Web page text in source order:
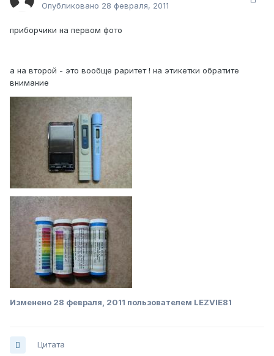
Опубликовано 28 февраля, 2011
приборчики на первом фото
а на второй - это вообще раритет ! на этикетки обратите
внимание
Изменено 28 февраля, 2011 пользователем LEZVIE81
Цитата